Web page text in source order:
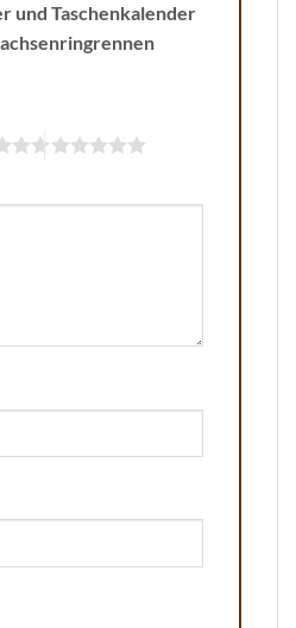
und Taschenkalender